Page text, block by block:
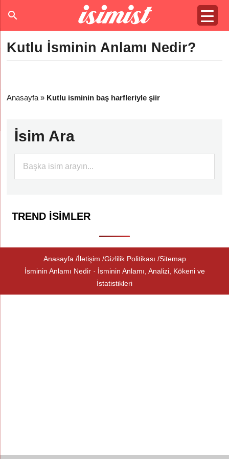
Kutlu İsminin Anlamı Nedir?
Anasayfa » Kutlu isminin baş harfleriyle şiir
İsim Ara
TREND İSIMLER
Anasayfa İletişim Gizlilik Politikası Sitemap
İsminin Anlamı Nedir · İsminin Anlamı, Analizi, Kökeni ve
İstatistikleri